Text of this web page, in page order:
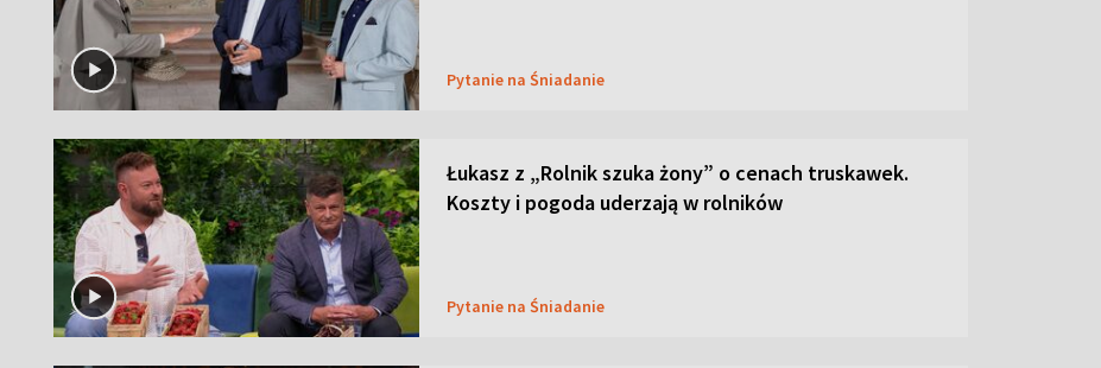
Pytanie na Śniadanie
Łukasz z „Rolnik szuka żony” o cenach truskawek.
Koszty i pogoda uderzają w rolników
Pytanie na Śniadanie